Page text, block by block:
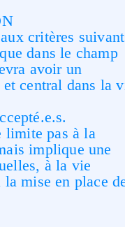
critères
dans le champ
avoir un
central dans la
limite pas à la
implique une
à la vie
mise en place